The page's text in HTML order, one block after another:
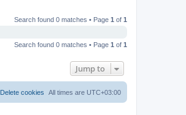
Search found 0 matches • Page 1 of 1
Search found 0 matches • Page 1 of 1
Jump to
All times are UTC+03:00
Delete cookies